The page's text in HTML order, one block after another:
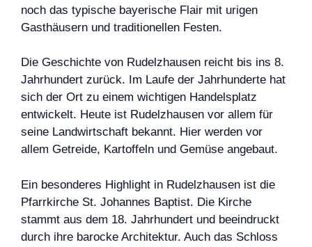
noch das typische bayerische Flair mit urigen
Gasthäusern und traditionellen Festen.
Die Geschichte von Rudelzhausen reicht bis ins 8.
Jahrhundert zurück. Im Laufe der Jahrhunderte hat
sich der Ort zu einem wichtigen Handelsplatz
entwickelt. Heute ist Rudelzhausen vor allem für
seine Landwirtschaft bekannt. Hier werden vor
allem Getreide, Kartoffeln und Gemüse angebaut.
Ein besonderes Highlight in Rudelzhausen ist die
Pfarrkirche St. Johannes Baptist. Die Kirche
stammt aus dem 18. Jahrhundert und beeindruckt
durch ihre barocke Architektur. Auch das Schloss